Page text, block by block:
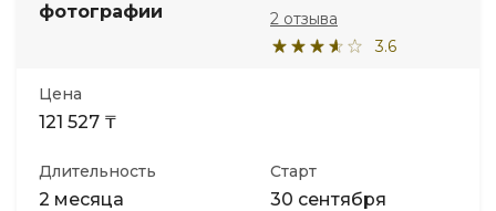
фотографии
3.6
2 отзыва
Цена
121 527 ₸
Длительность
2 месяца
Старт
30 сентября